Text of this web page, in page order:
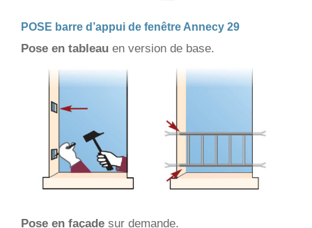
POSE barre d’appui de fenêtre Annecy 29
Pose en tableau en version de base.
Pose en façade sur demande.